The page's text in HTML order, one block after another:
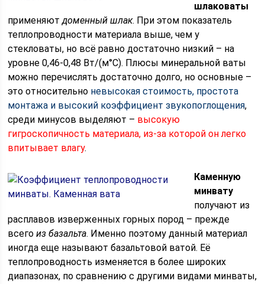
шлаковаты
применяютдоменный шлак. При этом показатель
теплопроводности материала выше, чем у
стекловаты, но всё равно достаточно низкий – на
уровне 0,46-0,48 Вт/(м°C). Плюсы минеральной ваты
можно перечислять достаточно долго, но основные –
это относительно невысокая стоимость, простота
монтажа и высокий коэффициент звукопоглощения,
среди минусов выделяют – высокую
гигроскопичность материала, из-за которой он легко
впитывает влагу.
Каменную
минвату
получают из
расплавов изверженных горных пород – прежде
всегоиз базальта. Именно поэтому данный материал
иногда еще называют базальтовой ватой. Её
теплопроводность изменяется в более широких
диапазонах, по сравнению с другими видами минваты,